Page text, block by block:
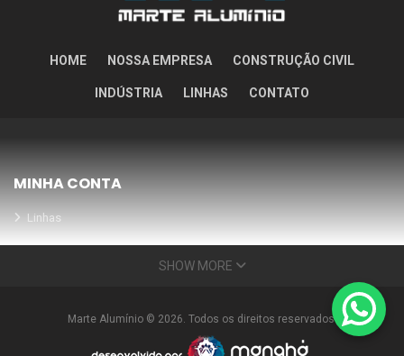
HOME NOSSA EMPRESA CONSTRUÇÃO CIVIL
INDÚSTRIA LINHAS CONTATO
MINHA CONTA
Linhas
Meus Orçamentos
Condições Especiais
SHOW MORE
Marte Alumínio © 2026. Todos os direitos reservados.